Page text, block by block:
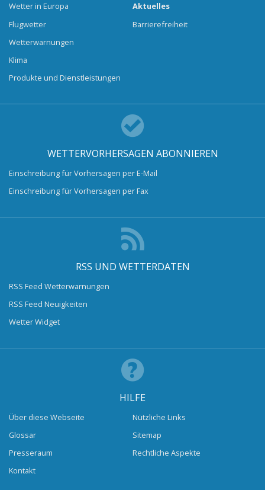
Wetter in Europa
Flugwetter
Wetterwarnungen
Klima
Produkte und Dienstleistungen
Aktuelles
Barrierefreiheit
WETTERVORHERSAGEN ABONNIEREN
Einschreibung für Vorhersagen per E-Mail
Einschreibung für Vorhersagen per Fax
RSS UND WETTERDATEN
RSS Feed Wetterwarnungen
RSS Feed Neuigkeiten
Wetter Widget
HILFE
Über diese Webseite
Glossar
Presseraum
Kontakt
Nützliche Links
Sitemap
Rechtliche Aspekte